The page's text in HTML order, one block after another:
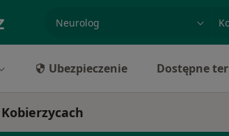
Ubezpieczenie Dostępne